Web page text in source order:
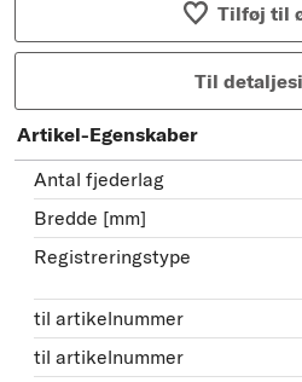
Tilføj til
Til
Artikel-Egenskaber
Antal fjederlag
Bredde [mm]
Registreringstype
til artikelnummer
til artikelnummer